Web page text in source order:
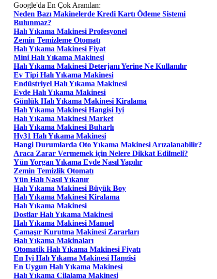
Google'da En Çok Aranılan:
Neden Bazı Makinelerde Kredi Kartı Ödeme Sistemi
Bulunmaz?
Halı Yıkama Makinesi Profesyonel
Zemin Temizleme Otomatı
Halı Yıkama Makinesi Fiyat
Mini Halı Yıkama Makinesi
Halı Yıkama Makinesi Deterjanı Yerine Ne Kullanılır
Ev Tipi Halı Yıkama Makinesi
Endüstriyel Halı Yıkama Makinesi
Evde Halı Yıkama Makinesi
Günlük Halı Yıkama Makinesi Kiralama
Halı Yıkama Makinesi Hangisi Iyi
Halı Yıkama Makinesi Market
Halı Yıkama Makinesi Buharlı
Hy31 Halı Yıkama Makinesi
Hangi Durumlarda Oto Yıkama Makinesi Arızalanabilir?
Araca Zarar Vermemek için Nelere Dikkat Edilmeli?
Yün Yorgan Yıkama Evde Nasıl Yapılır
Zemin Temizlik Otomatı
Yün Halı Nasıl Yıkanır
Halı Yıkama Makinesi Büyük Boy
Halı Yıkama Makinesi Kiralama
Halı Yıkama Makinesi
Dostlar Halı Yıkama Makinesi
Halı Yıkama Makinesi Manuel
Çamaşır Kurutma Makinesi Zararları
Halı Yıkama Makinaları
Otomatik Halı Yıkama Makinesi Fiyatı
En Iyi Halı Yıkama Makinesi Hangisi
En Uygun Halı Yıkama Makinesi
Halı Yıkama Cilalama Makinesi